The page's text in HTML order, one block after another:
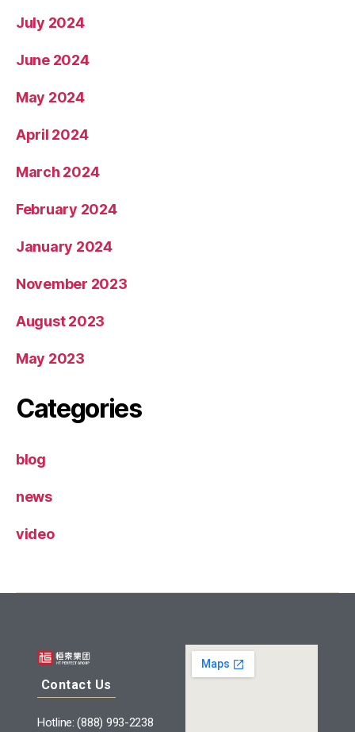
July 2024
June 2024
May 2024
April 2024
March 2024
February 2024
January 2024
November 2023
August 2023
May 2023
Categories
blog
news
video
Contact Us
Hotline: (888) 993-2238